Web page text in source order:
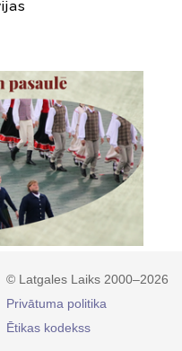
© Latgales Laiks 2000–2026
Privātuma politika
Ētikas kodekss